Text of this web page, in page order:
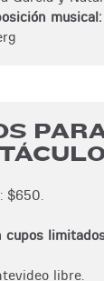
musical:
$650.
cupos
libre.